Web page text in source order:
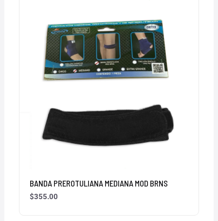
BANDA PREROTULIANA MEDIANA MOD BRNS
$355.00